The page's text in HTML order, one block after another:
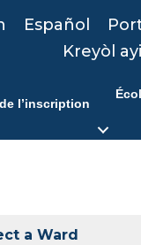
Español
Kreyòl
l’inscription
a Ward